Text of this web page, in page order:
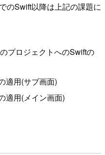
のSwift以降は上記の課題に
プロジェクトへのSwiftの
適用(サブ画面)
適用(メイン画面)